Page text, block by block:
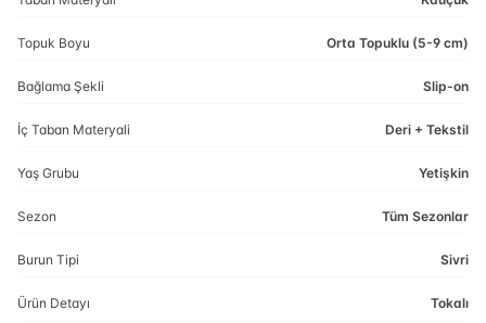
Topuk Boyu Orta Topuklu (5-9 cm)
Bağlama Şekli Slip-on
İç Taban Materyali Deri + Tekstil
Yaş Grubu Yetişkin
Sezon Tüm Sezonlar
Burun Tipi Sivri
Ürün Detayı Tokalı